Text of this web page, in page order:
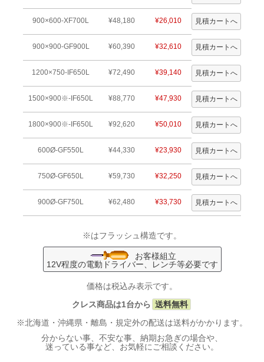
900×600-XF700L ¥48,180 ¥26,010
900×900-GF900L ¥60,390 ¥32,610
1200×750-IF650L ¥72,490 ¥39,140
1500×900※-IF650L ¥88,770 ¥47,930
1800×900※-IF650L ¥92,620 ¥50,010
600Ø-GF550L ¥44,330 ¥23,930
750Ø-GF650L ¥59,730 ¥32,250
900Ø-GF750L ¥62,480 ¥33,730
※はフラッシュ構造です。
お客様組立
12V程度の電動ドライバー、レンチ等必要です
価格は税込み表示です。
クレス商品は1台から 送料無料
※北海道・沖縄県・離島・規定外の配送は送料がかかります。
分からない事、不安な事、納期お急ぎの場合や、
迷っている事など、お気軽にご相談ください。